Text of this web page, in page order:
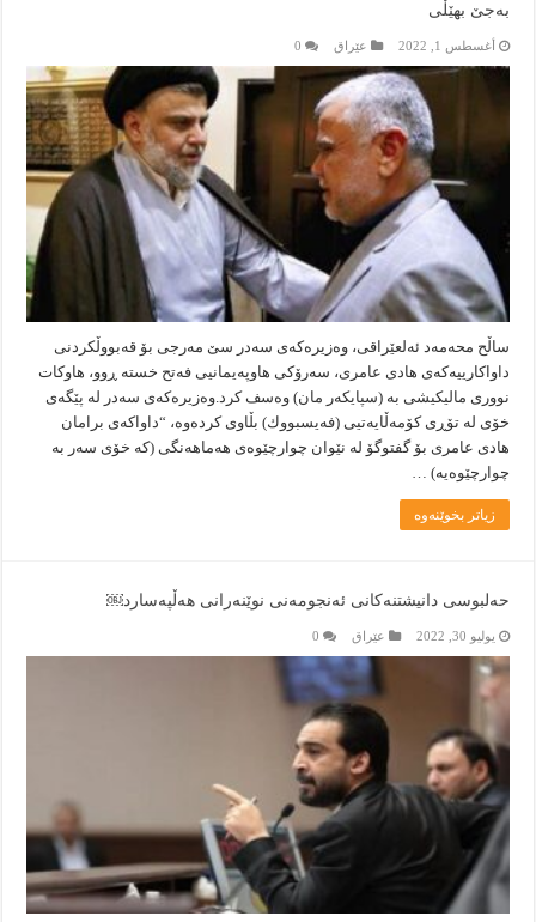
بەجێ بهێڵی
أغسطس 1, 2022 عێراق 0
ساڵح محەمەد ئەلعێراقی، وەزیرەكەی سەدر سێ مەرجی بۆ قەبووڵكردنی
داواكارییەكەی هادی عامری، سەرۆكی هاوپەیمانیی فەتح خستە ڕوو، هاوكات
نووری مالیكیشی بە (سپایكەر مان) وەسف كرد.وەزیرەكەی سەدر لە پێگەی
خۆی لە تۆڕی كۆمەڵایەتیی (فەیسبووك) بڵاوی كردەوە، “داواكەی برامان
هادی عامری بۆ گفتوگۆ لە نێوان چوارچێوەی هەماهەنگی (كە خۆی سەر بە
چوارچێوەیە) …
زیاتر بخوێنەوە
حەلبوسی دانیشتنەکانی ئەنجومەنی نوێنەرانی هەڵپەسارد￼
يوليو 30, 2022 عێراق 0